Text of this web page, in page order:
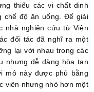
thiếu các vi chất dinh
chế độ ăn uống. Để giải
nhà nghiên cứu từ Viện
đối tác đã nghĩ ra một
lại với nhau trong các
nhưng dễ dàng hòa tan
mô này được phủ bằng
viên nhưng nhỏ hơn một